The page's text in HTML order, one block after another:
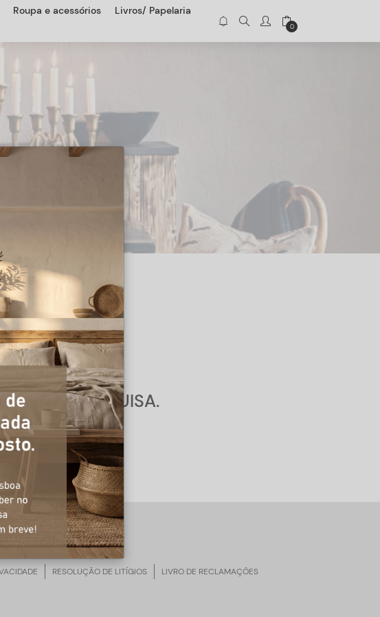
Roupa e acessórios
Livros/ Papelaria
0
0 produtos
PARA A PESQUISA.
RESOLUÇÃO DE LITÍGIOS LIVRO DE RECLAMAÇÕES